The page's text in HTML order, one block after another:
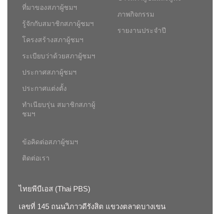
ที่มาของสภาผู้ชมฯ
รู้จักกับสมาชิกสภาผู้ชมฯ
โครงสร้างสภาผู้ชมฯ
ระเบียบว่าด้วยสภาผู้ชมฯ
ประกาศสภาผู้ชมฯ
ประกาศแต่งตั้ง
ทำเนียบรุ่น สมาชิกสภาผู้
ชมฯ
ภาพกิจกรรม
รายงานประจำปี
ข้อคิดต่อสภาผู้ชมฯ
ติดต่อเรา
ไทยพีบีเอส (Thai PBS)
เลขที่ 145 ถนนวิภาวดีรังสิต แขวงตลาดบางเขน